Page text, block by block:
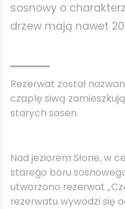
sosnowy o
drzew mają nawet
Rezerwat został
czaplę siwą
starych sosen.
Nad jeziorem Słone, w
starego boru
utworzono rezerwat
rezerwatu wywodzi się